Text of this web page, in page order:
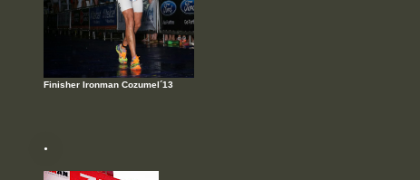
Finisher Ironman Cozumel´13
.